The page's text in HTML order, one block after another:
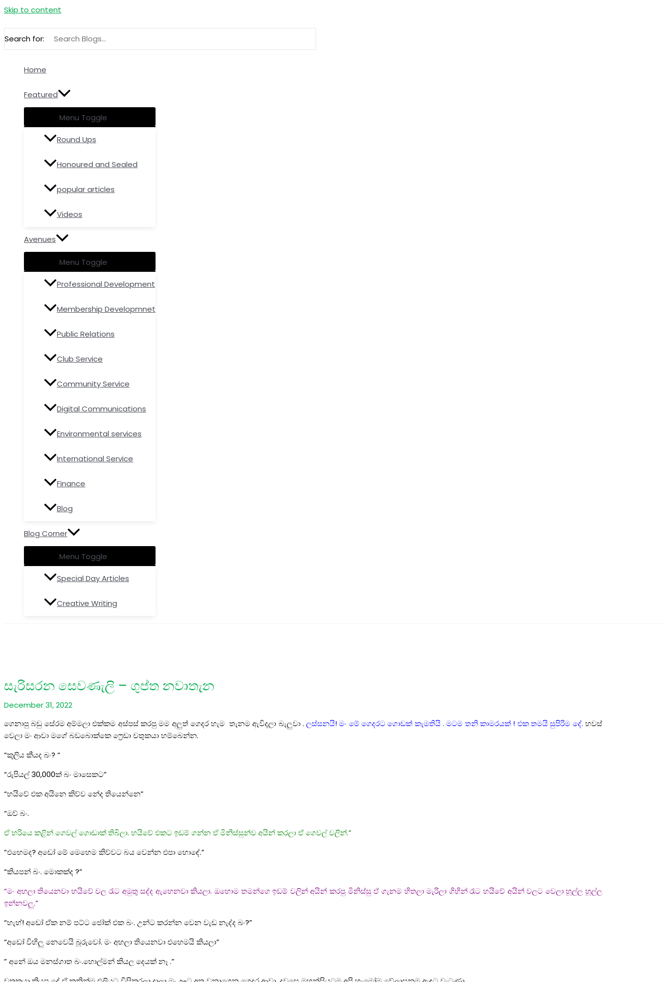
Skip to content
Search for:
Home
Featured
Menu Toggle
Round Ups
Honoured and Sealed
popular articles
Videos
Avenues
Menu Toggle
Professional Development
Membership Developmnet
Public Relations
Club Service
Community Service
Digital Communications
Environmental services
International Service
Finance
Blog
Blog Corner
Menu Toggle
Special Day Articles
Creative Writing
සැරිසරන සෙවණැලි – ගුප්ත නවාතැන
December 31, 2022
ගෙනාපු බඩු සේරම අම්මලා එක්කම අස්පස් කරපු මම අලුත් ගෙදර හැම තැනම ඇවිදලා බැලුවා .ලස්සනයි! මං මේ ගෙදරට ගොඩක් කැමතියි . මටම තනි කාමරයක් ! එක තමයි සුපිරිම දේ. හවස්
වෙලා මං ආවා මගේ බඩබොක්කෙ ෆ්‍රෙඩා චතුකයා හම්බෙන්න.
“කුලිය කීයද බං? “
“රුපියල් 30,000ක් බං මාසෙකට”
“හයිවේ එක අයිනෙ කිව්ව නේද තියෙන්නෙ”
“ඔව් බං.
ඒ හරියෙ කළින් ගෙවල් ගොඩාක් තිබිලා. හයිවේ එකට ඉඩම් ගන්න ඒ මිනිස්සුන්ව අයින් කරලා ඒ ගෙවල් වලින්.”
“එහෙමද? අඩෝ මේ මෙහෙම කිව්වට බය වෙන්න එපා හොඳේ.”
“කියපන් බං. මොකක්ද ?”
“මං අහලා තියෙනවා හයිවේ වල රෑට අමුතු සද්ද ඇහෙනවා කියලා. ඔහොම තමන්ගෙ ඉඩම් වලින් අයින් කරපු මිනිස්සු ඒ ගැනම හිතලා මැරිලා ගිහින් රෑට හයිවේ අයින් වලට වෙලා හූල්ල හූල්ල
ඉන්නවලු.”
“හැහ්! අඩෝ ඒක නම් පට්ට ජෝක් එක බං. උන්ට කරන්න වෙන වැඩ නැද්ද බං?”
“අඩෝ විහිලු නෙවෙයි බූරුවෝ. මං අහලා තියෙනවා එහෙමයි කියලා”
” අනේ ඔය මනස්ගාත බං.හොල්මන් කියල දෙයක් නෑ .”